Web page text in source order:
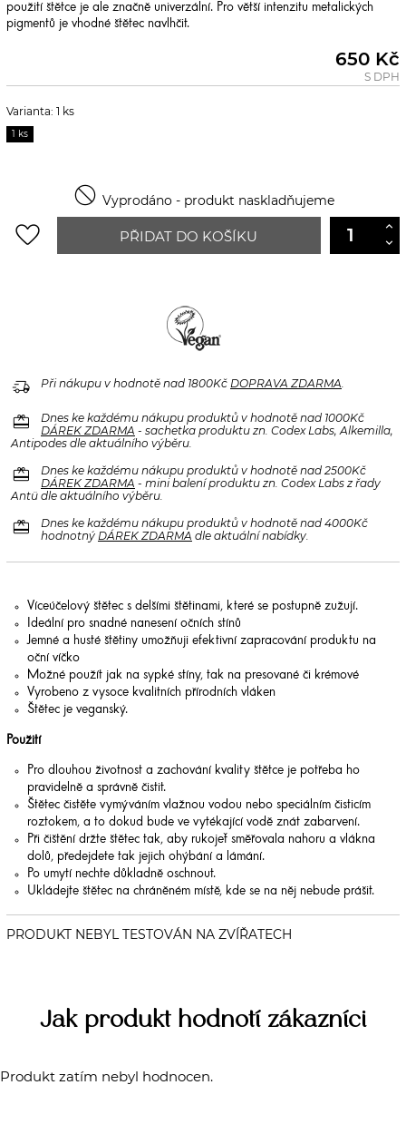
použití štětce je ale značně univerzální. Pro větší intenzitu metalických
pigmentů je vhodné štětec navlhčit.
650 Kč
S DPH
Varianta: 1 ks
1 ks
 Vyprodáno - produkt naskladňujeme
favorite_border PŘIDAT DO KOŠÍKU
delivery_truck_speed Při nákupu v hodnotě nad 1800Kč DOPRAVA ZDARMA.
redeem
Dnes ke každému nákupu produktů v hodnotě nad 1000Kč
DÁREK ZDARMA - sachetka produktu zn. Codex Labs, Alkemilla,
Antipodes dle aktuálního výběru.
redeem
Dnes ke každému nákupu produktů v hodnotě nad 2500Kč
DÁREK ZDARMA - mini balení produktu zn. Codex Labs z řady
Antü dle aktuálního výběru.
redeem
Dnes ke každému nákupu produktů v hodnotě nad 4000Kč
hodnotný DÁREK ZDARMA dle aktuální nabídky.
Víceúčelový štětec s delšími štětinami, které se postupně zužují.
Ideální pro snadné nanesení očních stínů
Jemné a husté štětiny umožňuji efektivní zapracování produktu na
oční víčko
Možné použít jak na sypké stíny, tak na presované či krémové
Vyrobeno z vysoce kvalitních přírodních vláken
Štětec je veganský.
Použití
Pro dlouhou životnost a zachování kvality štětce je potřeba ho
pravidelně a správně čistit.
Štětec čistěte vymýváním vlažnou vodou nebo speciálním čisticím
roztokem, a to dokud bude ve vytékající vodě znát zabarvení.
Při čištění držte štětec tak, aby rukojeť směřovala nahoru a vlákna
dolů, předejdete tak jejich ohýbání a lámání.
Po umytí nechte důkladně oschnout.
Ukládejte štětec na chráněném místě, kde se na něj nebude prášit.
Jak produkt hodnotí zákazníci
Produkt zatím nebyl hodnocen.